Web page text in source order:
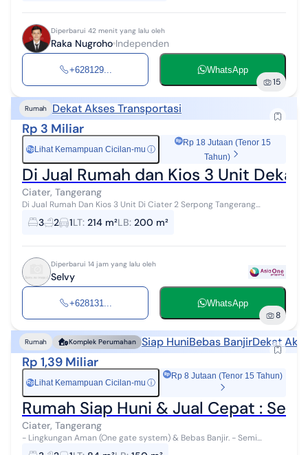
Diperbarui 42 menit yang lalu oleh
Raka Nugroho Independen
+628129... WhatsApp
15
Rumah Dekat Akses Transportasi
Rp 3 Miliar
Rp Lihat Kemampuan Cicilan-mu ⓘ
Rp 18 Jutaan (Tenor 15
Tahun)
Di Jual Rumah dan Kios 3 Unit
Ciater, Tangerang
Di Jual Rumah Dan Kios 3 Unit Di Ciater 2 Serpong Tangerang
Selatan Luas Tanah : 214 m2 Luas Bangunan : 200 m2 Surat : SHM
Lantai : 2 Kamar Tidu...
3 2 1LT: 214 m²LB: 200 m²
Diperbarui 14 jam yang lalu oleh
Selvy
+628131... WhatsApp
8
Rumah Komplek Perumahan Siap HuniBebas BanjirDekat
Rp 1,39 Miliar
Rp Lihat Kemampuan Cicilan-mu ⓘ
Rp 8 Jutaan (Tenor 15 Tahun)
Rumah Siap Huni & Jual Cepat :
Ciater, Tangerang
- Lingkungan Aman (One gate system) & Bebas Banjir. - Semi
Furnished (Kitchen Set & Wardrobe Modern Kamar Utama) - Lantai